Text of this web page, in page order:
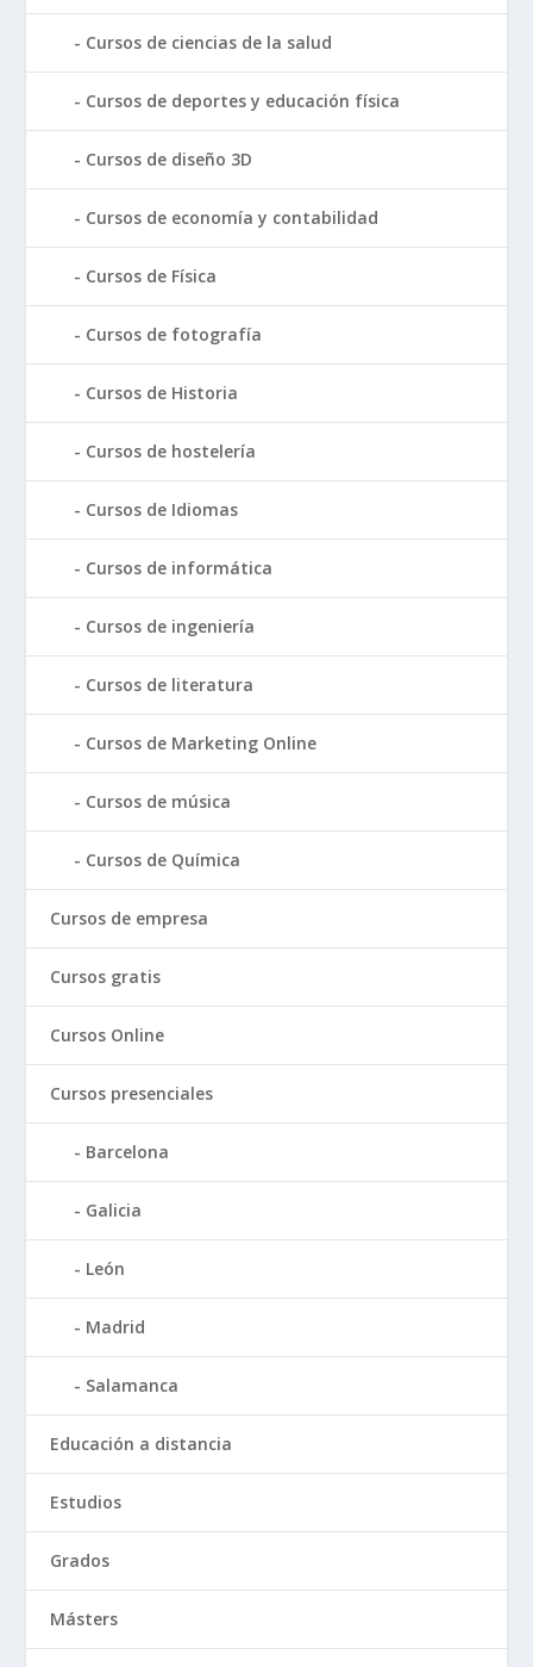
Cursos de ciencias de la salud
Cursos de deportes y educación física
Cursos de diseño 3D
Cursos de economía y contabilidad
Cursos de Física
Cursos de fotografía
Cursos de Historia
Cursos de hostelería
Cursos de Idiomas
Cursos de informática
Cursos de ingeniería
Cursos de literatura
Cursos de Marketing Online
Cursos de música
Cursos de Química
Cursos de empresa
Cursos gratis
Cursos Online
Cursos presenciales
Barcelona
Galicia
León
Madrid
Salamanca
Educación a distancia
Estudios
Grados
Másters